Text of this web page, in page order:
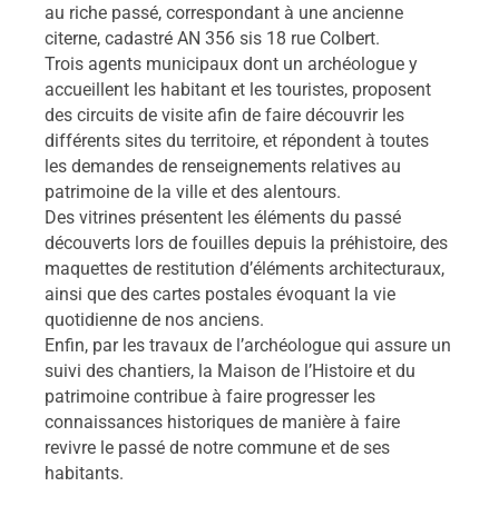
au riche passé, correspondant à une ancienne
citerne, cadastré AN 356 sis 18 rue Colbert.
Trois agents municipaux dont un archéologue y
accueillent les habitant et les touristes, proposent
des circuits de visite afin de faire découvrir les
différents sites du territoire, et répondent à toutes
les demandes de renseignements relatives au
patrimoine de la ville et des alentours.
Des vitrines présentent les éléments du passé
découverts lors de fouilles depuis la préhistoire, des
maquettes de restitution d’éléments architecturaux,
ainsi que des cartes postales évoquant la vie
quotidienne de nos anciens.
Enfin, par les travaux de l’archéologue qui assure un
suivi des chantiers, la Maison de l’Histoire et du
patrimoine contribue à faire progresser les
connaissances historiques de manière à faire
revivre le passé de notre commune et de ses
habitants.